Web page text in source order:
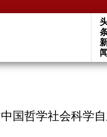
闻
国哲学社会科学